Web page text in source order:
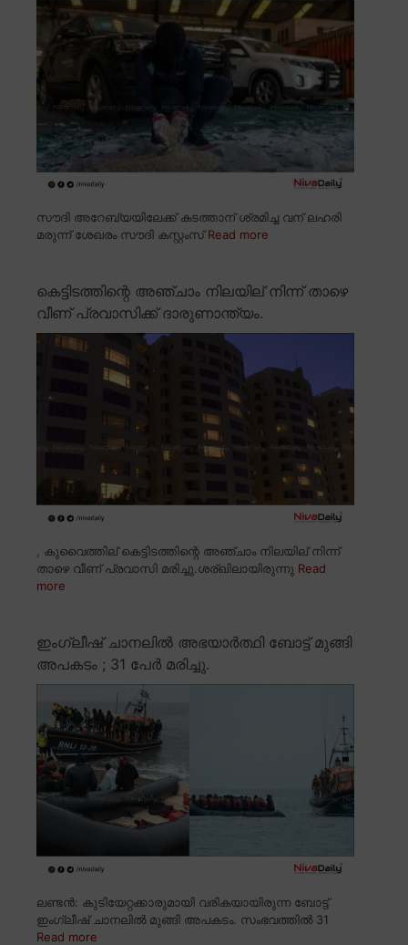
സൗദി അറേബ്യയിലേക്ക് കടത്താന് ശ്രമിച്ച വന് ലഹരി
മരുന്ന് ശേഖരം സൗദി കസ്റ്റംസ്Read more
കെട്ടിടത്തിന്റെ അഞ്ചാം നിലയില് നിന്ന് താഴെ
വീണ് പ്രവാസിക്ക് ദാരുണാന്ത്യം.
, കുവൈത്തില് കെട്ടിടത്തിന്റെ അഞ്ചാം നിലയില് നിന്ന്
താഴെ വീണ് പ്രവാസി മരിച്ചു.ശര്ഖിലായിരുന്നു Read
more
ഇംഗ്ലീഷ് ചാനലിൽ അഭയാർത്ഥി ബോട്ട് മുങ്ങി
അപകടം ; 31 പേർ മരിച്ചു.
ലണ്ടൻ: കുടിയേറ്റക്കാരുമായി വരികയായിരുന്ന ബോട്ട്
ഇംഗ്ലീഷ് ചാനലിൽ മുങ്ങി അപകടം. സംഭവത്തിൽ 31
Read more